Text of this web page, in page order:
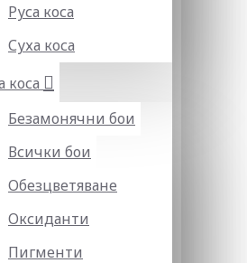
Руса коса
Суха коса
коса
Безамонячни бои
Всички бои
Обезцветяване
Оксиданти
Пигменти